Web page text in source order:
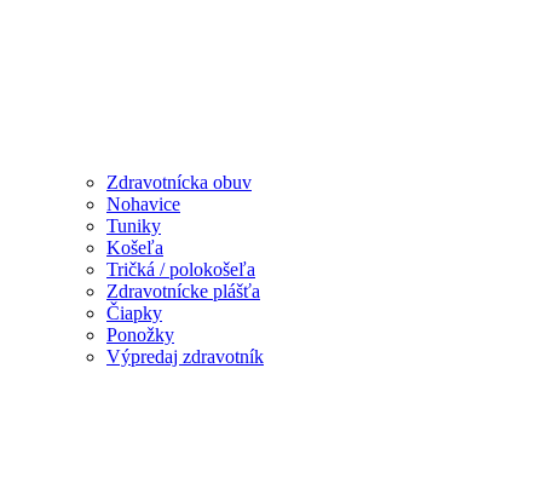
Zdravotnícka obuv
Nohavice
Tuniky
Košeľa
Tričká / polokošeľa
Zdravotnícke plášťa
Čiapky
Ponožky
Výpredaj zdravotník